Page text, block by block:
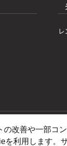
の改善や一部コ
を利用します。